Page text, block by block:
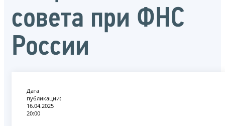
совета при ФНС
России
Дата
публикации:
16.04.2025
20:00